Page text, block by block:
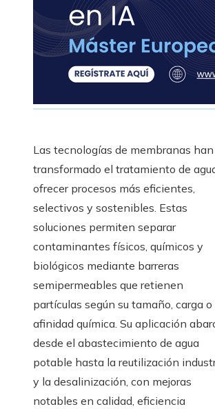
Las tecnologías de membranas han
transformado el tratamiento de
ofrecer procesos más eficientes,
selectivos y sostenibles. Estas
soluciones permiten separar
contaminantes físicos, químicos y
biológicos mediante barreras
semipermeables que retienen
partículas según su tamaño, carga o
afinidad química. Su aplicación
desde el abastecimiento de agua
potable hasta la reutilización
y la desalinización, con mejoras
notables en calidad, eficiencia